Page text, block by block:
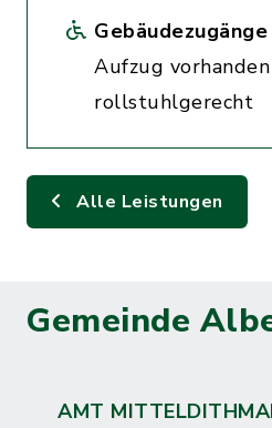
Gebäudezugänge
Aufzug vorhanden
rollstuhlgerecht
Alle Leistungen
Gemeinde
AMT